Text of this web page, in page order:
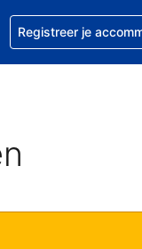
valuta is
Je huidige taal is
Krijg hulp bij je
Registreer je